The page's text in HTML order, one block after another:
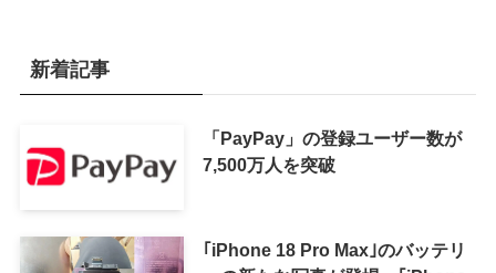
新着記事
「PayPay」の登録ユーザー数が
7,500万人を突破
｢iPhone 18 Pro Max｣のバッテリ